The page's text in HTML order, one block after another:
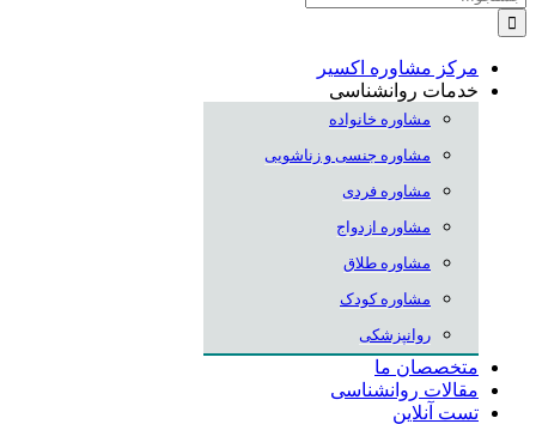
برای:
مرکز مشاوره اکسیر
خدمات روانشناسی
مشاوره خانواده
مشاوره جنسی و زناشویی
مشاوره فردی
مشاوره ازدواج
مشاوره طلاق
مشاوره کودک
روانپزشکی
متخصصان ما
مقالات روانشناسی
تست آنلاین